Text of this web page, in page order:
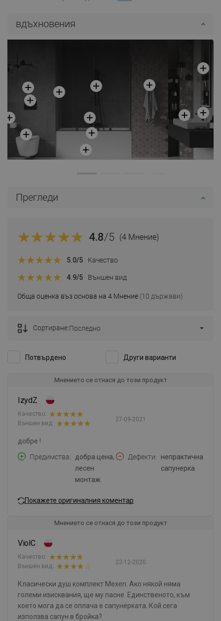
вдъхновения
Прегледи
4.8/5 (4 Мнение)
Обща оценка въз основа на 4 Мнение (10 държави)
5.0/5 Качество
4.9/5 Външен вид
Потвърдено Други варианти
Сортиране:Последно
Мнението се отнася до този продукт
IzydZ
27-09-2021
Качество:
Външен вид:
добре !
Предимства
добра цена,
лесен
монтаж
Дефекти
непрактична
сапунерка
Покажете оригиналния коментар
Мнението се отнася до този продукт
ViolC
22-12-2020
Качество:
Външен вид:
Класически душ комплект Mexen. Ако някой няма
големи изисквания, ще му пасне. Единственото, към
което мога да се оплача е сапунерката. Кой сега
използва сапун в бройка?